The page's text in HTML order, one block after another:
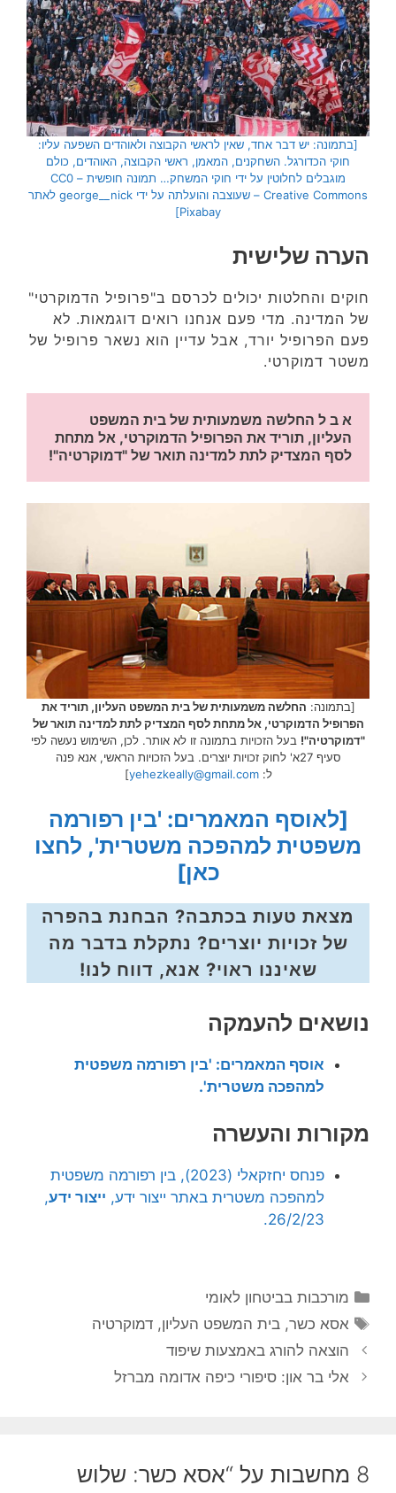
[בתמונה: יש דבר אחד, שאין לראשי הקבוצה ולאוהדים השפעה עליו:
חוקי הכדורגל. השחקנים, המאמן, ראשי הקבוצה, האוהדים, כולם
מוגבלים לחלוטין על ידי חוקי המשחק… תמונה חופשית – CC0
Creative Commons – שעוצבה והועלתה על ידי george__nick לאתר
Pixabay]
הערה שלישית
חוקים והחלטות יכולים לכרסם ב"פרופיל הדמוקרטי"
של המדינה. מדי פעם אנחנו רואים דוגמאות. לא
פעם הפרופיל יורד, אבל עדיין הוא נשאר פרופיל של
משטר דמוקרטי.
לסף המצדיק לתת למדינה תואר של "דמוקרטיה"!
[בתמונה: החלשה משמעותית של בית המשפט העליון, תוריד את
הפרופיל הדמוקרטי, אל מתחת לסף המצדיק לתת למדינה תואר של
"דמוקרטיה"! בעל הזכויות בתמונה זו לא אותר. לכן, השימוש נעשה לפי
סעיף 27א' לחוק זכויות יוצרים. בעל הזכויות הראשי, אנא פנה
ל:yehezkeally@gmail.com
]
[לאוסף המאמרים: 'בין רפורמה
משפטית למהפכה משטרית', לחצו
כאן]
מצאת טעות בכתבה? הבחנת בהפרה
של זכויות יוצרים? נתקלת בדבר מה
שאיננו ראוי? אנא, דווח לנו!
נושאים להעמקה
אוסף המאמרים: 'בין רפורמה משפטית
למהפכה משטרית'.
מקורות והעשרה
פנחס יחזקאלי (2023), בין רפורמה משפטית
למהפכה משטרית באתר ייצור ידע, ייצור ידע,
26/2/23.
קטגוריות
מורכבות בביטחון לאומי
תגיות
אסא כשר,בית המשפט העליון,דמוקרטיה
הוצאה להורג באמצעות שיפוד
אלי בר און: סיפורי כיפה אדומה מברזל
8 מחשבות על “אסא כשר: שלוש